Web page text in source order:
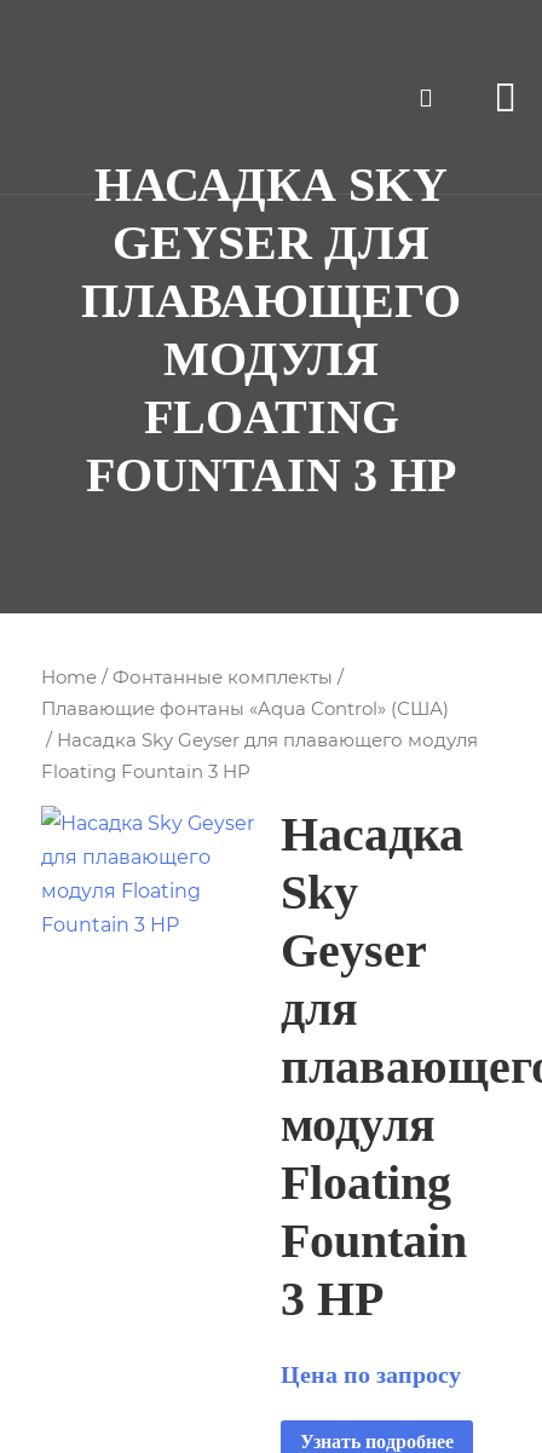
НАСАДКА SKY
GEYSER ДЛЯ
ПЛАВАЮЩЕГО
МОДУЛЯ
FLOATING
FOUNTAIN 3 HP
Home /Фонтанные комплекты /
Плавающие фонтаны «Aqua Control» (США)
/ Насадка Sky Geyser для плавающего модуля
Floating Fountain 3 HP
Насадка
Sky
Geyser
для
модуля
Floating
Fountain
3 HP
Цена по запросу
Узнать подробнее